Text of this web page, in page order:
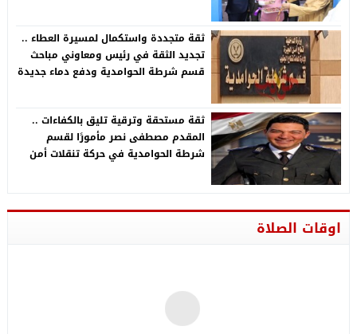
ثقة متجددة واستكمال لمسيرة العطاء ..
تجديد الثقة في رئيس ومعاوني مباحث
قسم شرطة الحوامدية ودفع دماء جديدة
ثقة مستحقة وترقية تليق بالكفاءات ..
المقدم مصطفى نصر مأمورًا لقسم
شرطة الحوامدية في حركة تنقلات أمن
اوقات الصلاة